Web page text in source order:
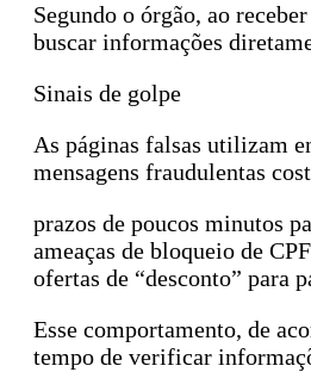
Segundo o órgão, ao
buscar informações
Sinais de golpe
As páginas falsas utilizam
mensagens fraudulentas
prazos de poucos minutos
ameaças de bloqueio de
ofertas de “desconto” para
Esse comportamento, de
tempo de verificar